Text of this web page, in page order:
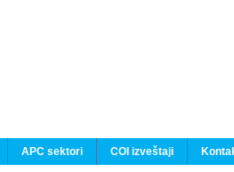
APC sektori COI izveštaji